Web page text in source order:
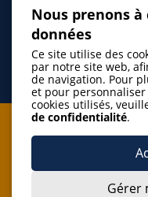
Je
Nous prenons
données
Ce site utilise des
par notre site web,
de navigation. Pour
et pour
cookies utilisés,
de confidentialité.
Gérer